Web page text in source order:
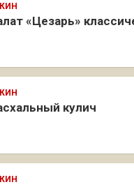
«Цезарь»
кулич